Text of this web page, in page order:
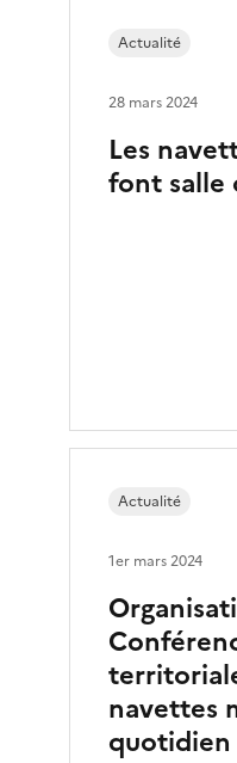
Les
font salle
Actualité
28 mars 2024
navettes
quotidien
Actualité
1er mars 2024